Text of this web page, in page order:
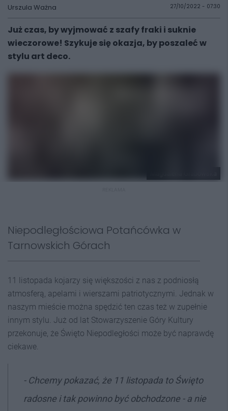
Urszula Ważna 27/10/2022 - 07:30
Już czas, by wyjmować z szafy fraki i suknie
wieczorowe! Szykuje się okazja, by poszaleć w
stylu art deco.
Niepodległościowa Potańcówka w
Tarnowskich Górach
11 listopada kojarzy się większości z nas z podniosłą
atmosferą, apelami i wierszami patriotycznymi. Jednak w
naszym mieście można spędzić ten czas też w zupełnie
innym stylu. Już od lat Stowarzyszenie Góry Kultury
przekonuje, że Święto Niepodległości może być naprawdę
ciekawe.
- Chcemy pokazać, że 11 listopada to Święto
radosne i tak powinno być obchodzone - a nie